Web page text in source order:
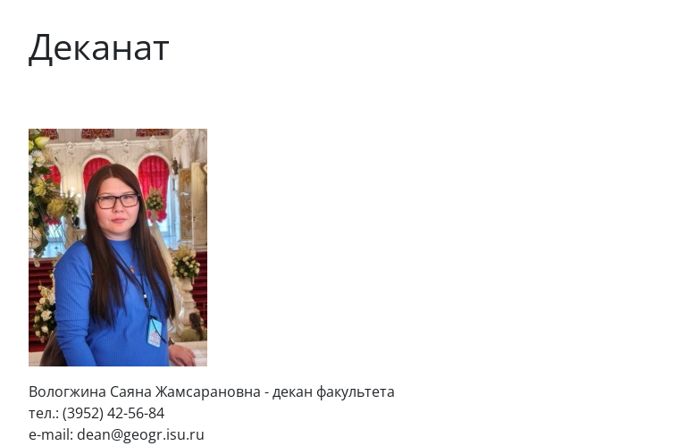
Деканат
Вологжина Саяна Жамсарановна - декан факультета
тел.: (3952) 42-56-84
e-mail: dean@geogr.isu.ru